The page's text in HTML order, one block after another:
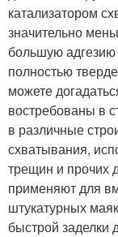
катализатором
значительно
большую
полностью
можете
востребованы в
в различные
схватывания,
трещин и прочих
применяют для
штукатурных
быстрой заделки